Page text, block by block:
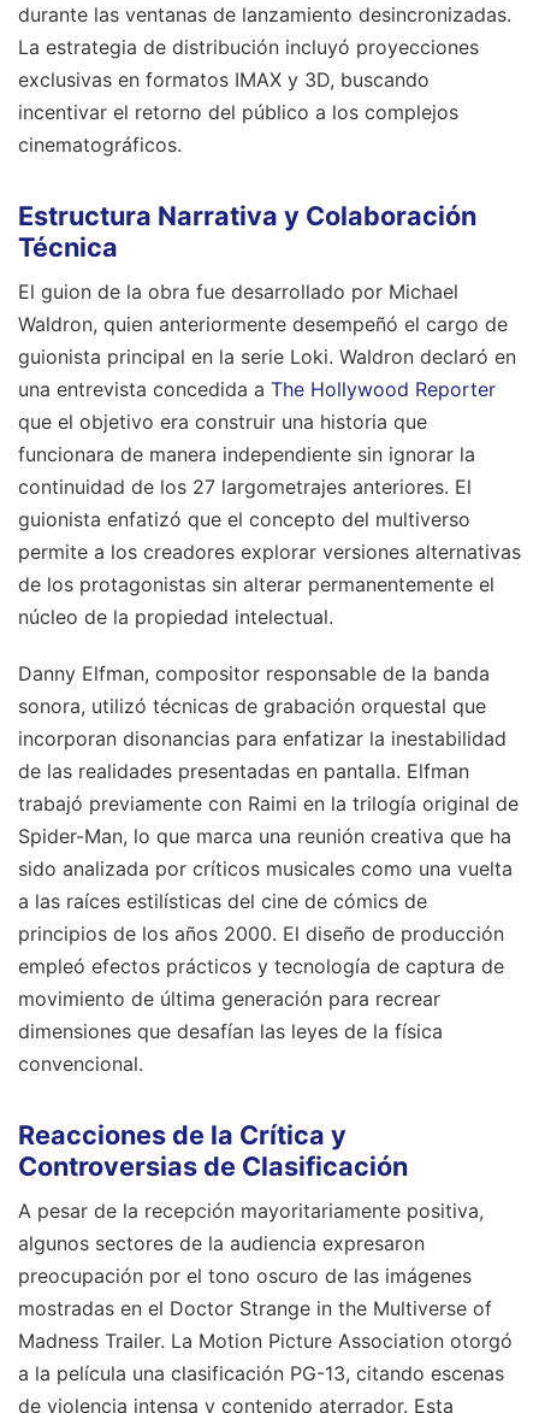
durante las ventanas de lanzamiento desincronizadas.
La estrategia de distribución incluyó proyecciones
exclusivas en formatos IMAX y 3D, buscando
incentivar el retorno del público a los complejos
cinematográficos.
Estructura Narrativa y Colaboración
Técnica
El guion de la obra fue desarrollado por Michael
Waldron, quien anteriormente desempeñó el cargo de
guionista principal en la serie Loki. Waldron declaró en
una entrevista concedida a The Hollywood Reporter
que el objetivo era construir una historia que
funcionara de manera independiente sin ignorar la
continuidad de los 27 largometrajes anteriores. El
guionista enfatizó que el concepto del multiverso
permite a los creadores explorar versiones alternativas
de los protagonistas sin alterar permanentemente el
núcleo de la propiedad intelectual.
Danny Elfman, compositor responsable de la banda
sonora, utilizó técnicas de grabación orquestal que
incorporan disonancias para enfatizar la inestabilidad
de las realidades presentadas en pantalla. Elfman
trabajó previamente con Raimi en la trilogía original de
Spider-Man, lo que marca una reunión creativa que ha
sido analizada por críticos musicales como una vuelta
a las raíces estilísticas del cine de cómics de
principios de los años 2000. El diseño de producción
empleó efectos prácticos y tecnología de captura de
movimiento de última generación para recrear
dimensiones que desafían las leyes de la física
convencional.
Reacciones de la Crítica y
Controversias de Clasificación
A pesar de la recepción mayoritariamente positiva,
algunos sectores de la audiencia expresaron
preocupación por el tono oscuro de las imágenes
mostradas en el Doctor Strange in the Multiverse of
Madness Trailer. La Motion Picture Association otorgó
a la película una clasificación PG-13, citando escenas
de violencia intensa y contenido aterrador. Esta